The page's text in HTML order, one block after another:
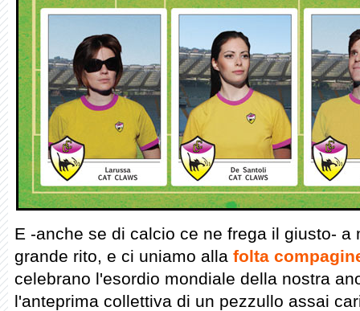
E -anche se di calcio ce ne frega il giusto- a
grande rito, e ci uniamo alla folta
celebrano l'esordio mondiale della nostra
l'anteprima collettiva di un pezzullo assai